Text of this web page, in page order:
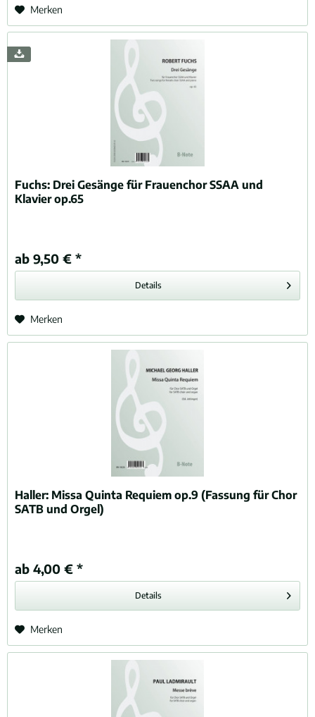
Merken
Fuchs: Drei Gesänge für Frauenchor SSAA und
Klavier op.65
ab 9,50 € *
Details
Merken
Haller: Missa Quinta Requiem op.9 (Fassung für Chor
SATB und Orgel)
ab 4,00 € *
Details
Merken